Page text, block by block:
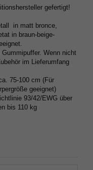
gefertigt!
in matt bronce,
in braun-beige-
Wenn nicht
im Lieferumfang
75-100 cm (Für
geeignet)
93/42/EWG über
bis 110 kg